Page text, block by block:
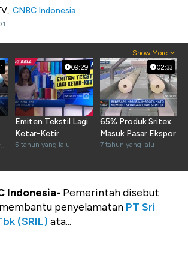
CNBC Indonesia
Show More
09:29
Emiten Tekstil Lagi
Ketar-Ketir
5 tahun yang lalu
02:33
65% Produk Sritex
Masuk Pasar Ekspor
7 tahun yang lalu
Indonesia- Pemerintah disebut
penyelamatan PT Sri
(SRIL) ata...